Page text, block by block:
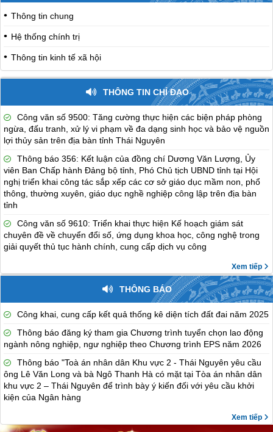
Thông tin chung
Hệ thống chính trị
Thông tin kinh tế xã hội
THÔNG TIN CHỈ ĐẠO
Công văn số 9500: Tăng cường thực hiện các biện pháp phòng
ngừa, đấu tranh, xử lý vi phạm về đa dạng sinh học và bảo vệ nguồn
lợi thủy sản trên địa bàn tỉnh Thái Nguyên
Thông báo 356: Kết luận của đồng chí Dương Văn Lượng, Ủy
viên Ban Chấp hành Đảng bộ tỉnh, Phó Chủ tịch UBND tỉnh tại Hội
nghị triển khai công tác sắp xếp các cơ sở giáo dục mầm non, phổ
thông, thường xuyên, giáo dục nghề nghiệp công lập trên địa bàn
tỉnh
Công văn số 9610: Triển khai thực hiện Kế hoạch giám sát
chuyên đề về chuyển đổi số, ứng dụng khoa học, công nghệ trong
giải quyết thủ tục hành chính, cung cấp dịch vụ công
Xem tiếp
THÔNG BÁO
Công khai, cung cấp kết quả thống kê diện tích đất đai năm 2025
Thông báo đăng ký tham gia Chương trình tuyển chọn lao động
ngành nông nghiệp, ngư nghiệp theo Chương trình EPS năm 2026
Thông báo "Toà án nhân dân Khu vực 2 - Thái Nguyên yêu cầu
ông Lê Văn Long và bà Ngô Thanh Hà có mặt tại Tòa án nhân dân
khu vực 2 – Thái Nguyên để trình bày ý kiến đối với yêu cầu khởi
kiện của Ngân hàng
Xem tiếp